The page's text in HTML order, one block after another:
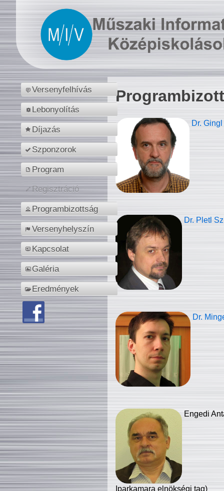
Versenyfelhívás
Lebonyolítás
Díjazás
Szponzorok
Program
Regisztráció
Programbizottság
Versenyhelyszín
Kapcsolat
Galéria
Eredmények
Dr.
Dr. Pletl
Dr.
Engedi
Iparkamara elnökségi tag)